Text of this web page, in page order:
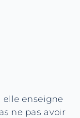
elle enseigne
ne pas avoir